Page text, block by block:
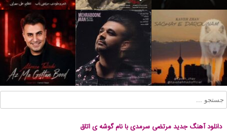
دانلود آهنگ جدید مرتضی سرمدی با نام گوشه ی اتاق